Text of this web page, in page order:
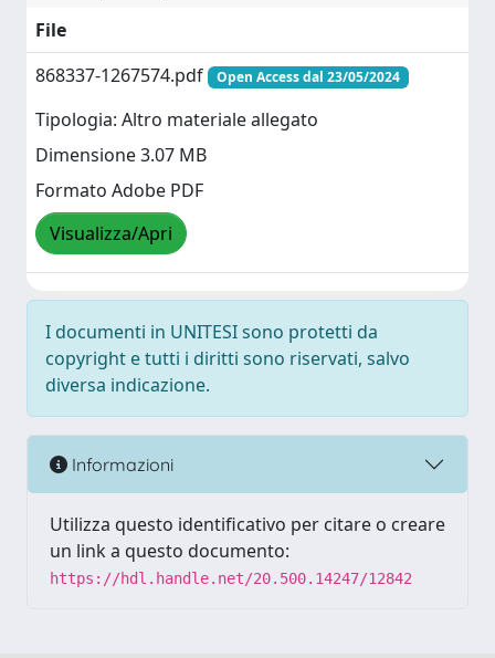
File
868337-1267574.pdf
Open Access dal 23/05/2024
Tipologia: Altro materiale allegato
Dimensione 3.07 MB
Formato Adobe PDF
Visualizza/Apri
I documenti in UNITESI sono protetti da
copyright e tutti i diritti sono riservati, salvo
diversa indicazione.
Informazioni
Utilizza questo identificativo per citare o creare
un link a questo documento:
https://hdl.handle.net/20.500.14247/12842